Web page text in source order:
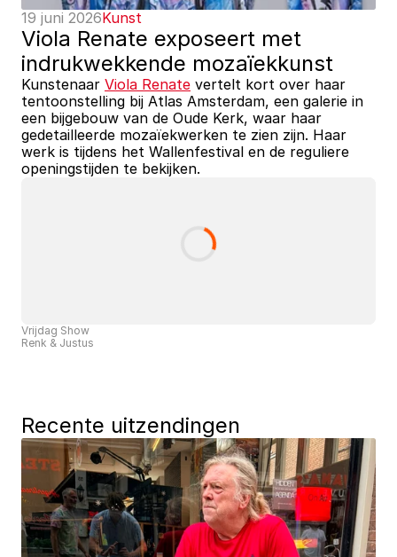
19 juni 2026Kunst
Viola Renate exposeert met
indrukwekkende mozaïekkunst
Kunstenaar Viola Renate vertelt kort over haar
tentoonstelling bij Atlas Amsterdam, een galerie in
een bijgebouw van de Oude Kerk, waar haar
gedetailleerde mozaïekwerken te zien zijn. Haar
werk is tijdens het Wallenfestival en de reguliere
openingstijden te bekijken.
Vrijdag Show
Renk & Justus
Recente uitzendingen